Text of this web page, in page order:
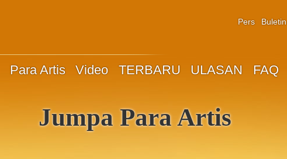
Para Artis Video TERBARU ULASAN FAQ
Pers Buletin
Jumpa Para Artis